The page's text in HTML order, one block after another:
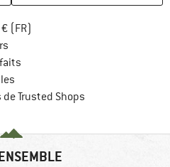
(FR)
Trusted Shops